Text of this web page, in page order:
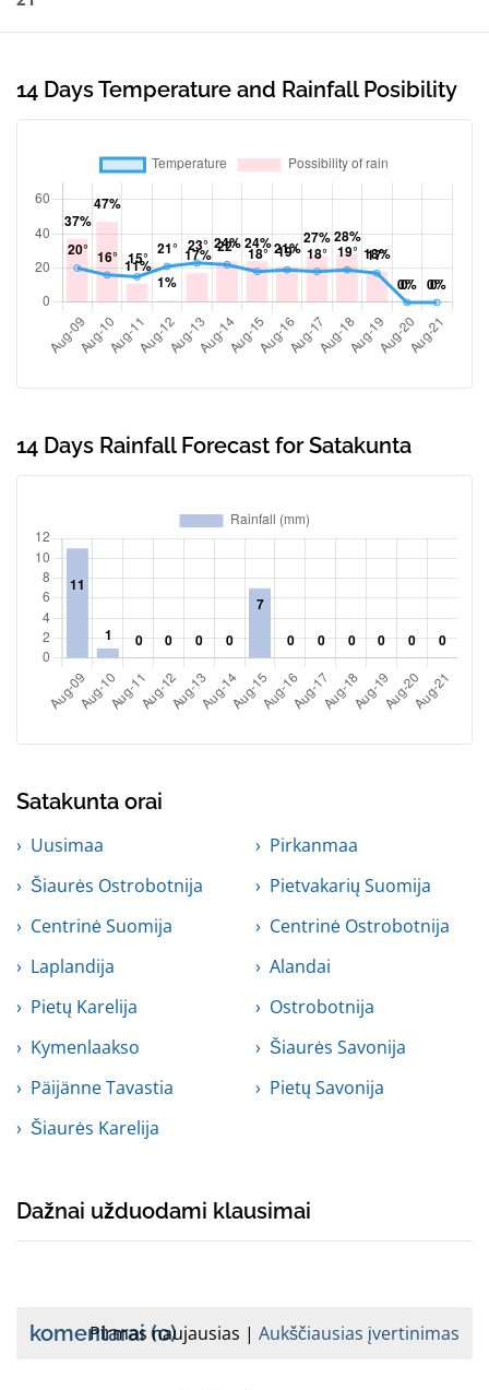
14 Days Temperature and Rainfall Posibility
14 Days Rainfall Forecast for Satakunta
Satakunta orai
Uusimaa
Pirkanmaa
Šiaurės Ostrobotnija
Pietvakarių Suomija
Centrinė Suomija
Centrinė Ostrobotnija
Laplandija
Alandai
Pietų Karelija
Ostrobotnija
Kymenlaakso
Šiaurės Savonija
Päijänne Tavastia
Pietų Savonija
Šiaurės Karelija
Dažnai užduodami klausimai
komentarai(0)
Pirmas naujausias Aukščiausias įvertinimas